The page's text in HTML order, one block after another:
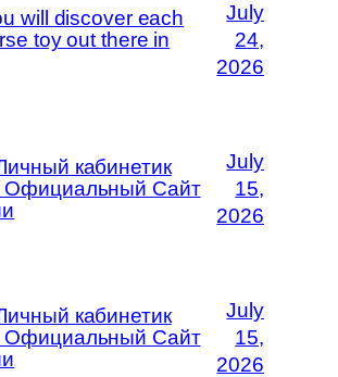
will discover each
toy out there in
July
24,
2026
кабинетик
Официальный Сайт
July
15,
2026
кабинетик
Официальный Сайт
July
15,
2026